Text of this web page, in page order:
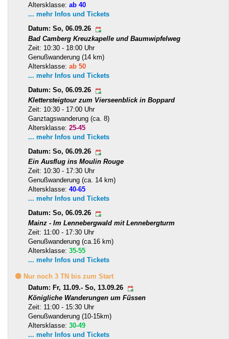
Altersklasse: ab 40
... mehr Infos und Tickets
Datum: So, 06.09.26
Bad Camberg Kreuzkapelle und Baumwipfelweg
Zeit: 10:30 - 18:00 Uhr
Genußwanderung (14 km)
Altersklasse: ab 50
... mehr Infos und Tickets
Datum: So, 06.09.26
Klettersteigtour zum Vierseenblick in Boppard
Zeit: 10:30 - 17:00 Uhr
Ganztagswanderung (ca. 8)
Altersklasse: 25-45
... mehr Infos und Tickets
Datum: So, 06.09.26
Ein Ausflug ins Moulin Rouge
Zeit: 10:30 - 17:30 Uhr
Genußwanderung (ca. 14 km)
Altersklasse: 40-65
... mehr Infos und Tickets
Datum: So, 06.09.26
Mainz - Im Lennebergwald mit Lennebergturm
Zeit: 11:00 - 17:30 Uhr
Genußwanderung (ca.16 km)
Altersklasse: 35-55
... mehr Infos und Tickets
🟡 Nur noch 3 TN bis zum Start
Datum: Fr, 11.09.- So, 13.09.26
Königliche Wanderungen um Füssen
Zeit: 11:00 - 15:30 Uhr
Genußwanderung (10-15km)
Altersklasse: 30-49
... mehr Infos und Tickets